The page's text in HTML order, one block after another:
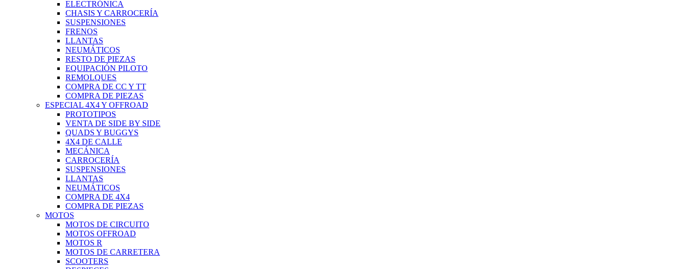
ELECTRÓNICA
CHASIS Y CARROCERÍA
SUSPENSIONES
FRENOS
LLANTAS
NEUMÁTICOS
RESTO DE PIEZAS
EQUIPACIÓN PILOTO
REMOLQUES
COMPRA DE CC Y TT
COMPRA DE PIEZAS
ESPECIAL 4X4 Y OFFROAD
PROTOTIPOS
VENTA DE SIDE BY SIDE
QUADS Y BUGGYS
4X4 DE CALLE
MECÁNICA
CARROCERÍA
SUSPENSIONES
LLANTAS
NEUMÁTICOS
COMPRA DE 4X4
COMPRA DE PIEZAS
MOTOS
MOTOS DE CIRCUITO
MOTOS OFFROAD
MOTOS R
MOTOS DE CARRETERA
SCOOTERS